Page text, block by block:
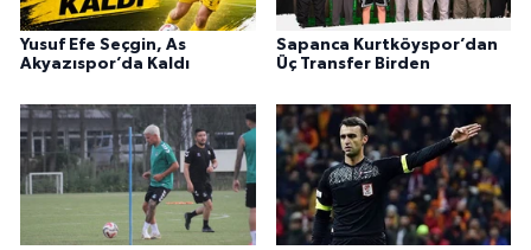
Yusuf Efe Seçgin, As
Akyazıspor’da Kaldı
Sapanca Kurtköyspor’dan
Üç Transfer Birden